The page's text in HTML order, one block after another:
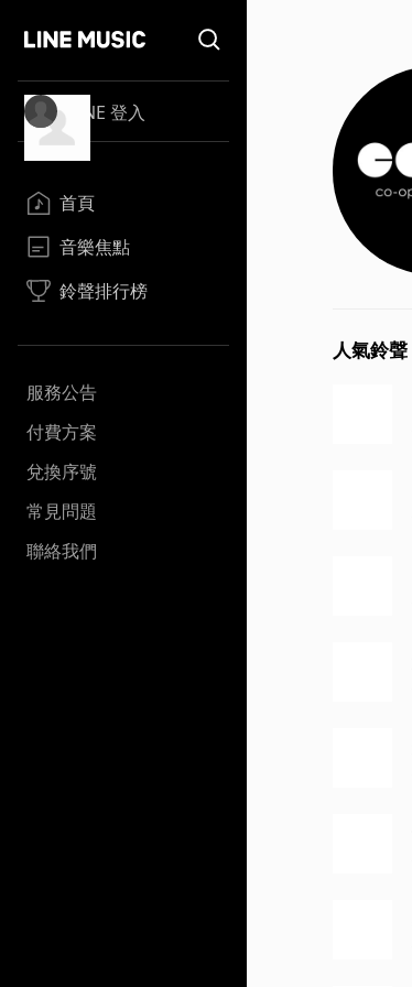
LINE 登入
首頁
音樂焦點
鈴聲排行榜
服務公告
付費方案
兌換序號
常見問題
聯絡我們
人氣鈴聲